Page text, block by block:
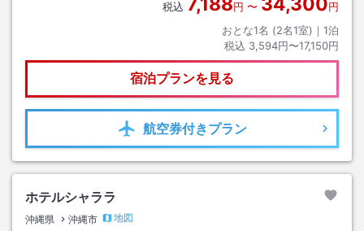
税込
円 〜
円
おとな1名 (2名1室)｜ 1泊
税込 3,594円〜17,150円
宿泊プランを見る
航空券付きプラン
ホテルシャララ
沖縄県 沖縄市
地図